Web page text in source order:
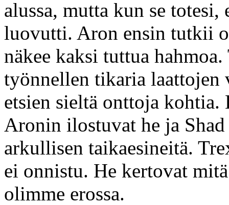
alussa, mutta kun se
luovutti. Aron ensin tutkii
näkee kaksi tuttua
työnnellen tikaria laattojen
etsien sieltä onttoja kohtia.
Aronin ilostuvat he ja
arkullisen taikaesineitä.
ei onnistu. He kertovat
olimme erossa.